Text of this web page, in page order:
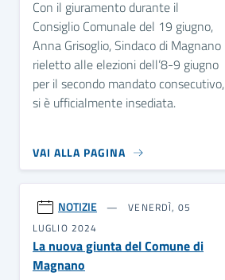
Con il giuramento durante il
Consiglio Comunale del 19 giugno,
Anna Grisoglio, Sindaco di Magnano
rieletto alle elezioni dell’8-9 giugno
per il secondo mandato consecutivo,
si è ufficialmente insediata.
VAI ALLA PAGINA
NOTIZIE
VENERDÌ, 05
LUGLIO 2024
La nuova giunta del Comune di
Magnano